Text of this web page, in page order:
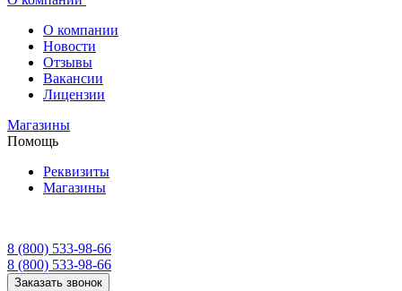
О компании
Новости
Отзывы
Вакансии
Лицензии
Магазины
Помощь
Реквизиты
Магазины
8 (800) 533-98-66
8 (800) 533-98-66
Заказать звонок